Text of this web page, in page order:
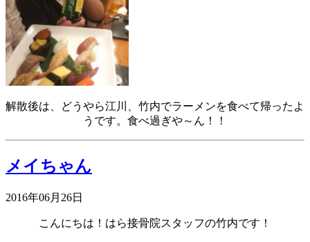
解散後は、どうやら江川、竹内でラーメンを食べて帰ったよ
うです。食べ過ぎや～ん！！
メイちゃん
2016年06月26日
こんにちは！はら接骨院スタッフの竹内です！